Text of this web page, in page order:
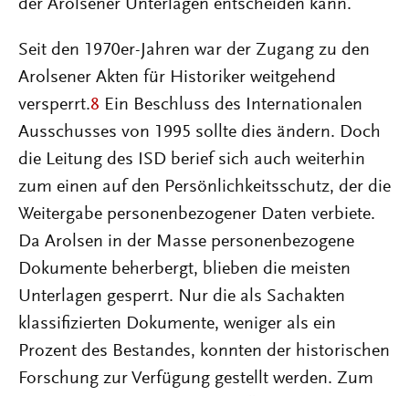
der Arolsener Unterlagen entscheiden kann.
Seit den 1970er-Jahren war der Zugang zu den
Arolsener Akten für Historiker weitgehend
versperrt.8 Ein Beschluss des Internationalen
Ausschusses von 1995 sollte dies ändern. Doch
die Leitung des ISD berief sich auch weiterhin
zum einen auf den Persönlichkeitsschutz, der die
Weitergabe personenbezogener Daten verbiete.
Da Arolsen in der Masse personenbezogene
Dokumente beherbergt, blieben die meisten
Unterlagen gesperrt. Nur die als Sachakten
klassifizierten Dokumente, weniger als ein
Prozent des Bestandes, konnten der historischen
Forschung zur Verfügung gestellt werden. Zum